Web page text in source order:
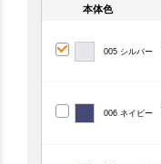
本体色
005 シルバー
006 ネイビー